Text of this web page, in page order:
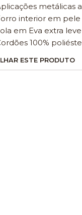
metálicas
interior em pele
em Eva extra leve
100%
ESTE PRODUTO